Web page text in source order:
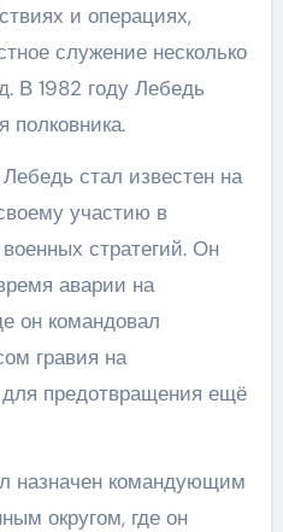
и операциях,
служение несколько
В 1982 году Лебедь
стал известен на
участию в
стратегий. Он
аварии на
он командовал
гравия на
предотвращения ещё
назначен командующим
округом, где он